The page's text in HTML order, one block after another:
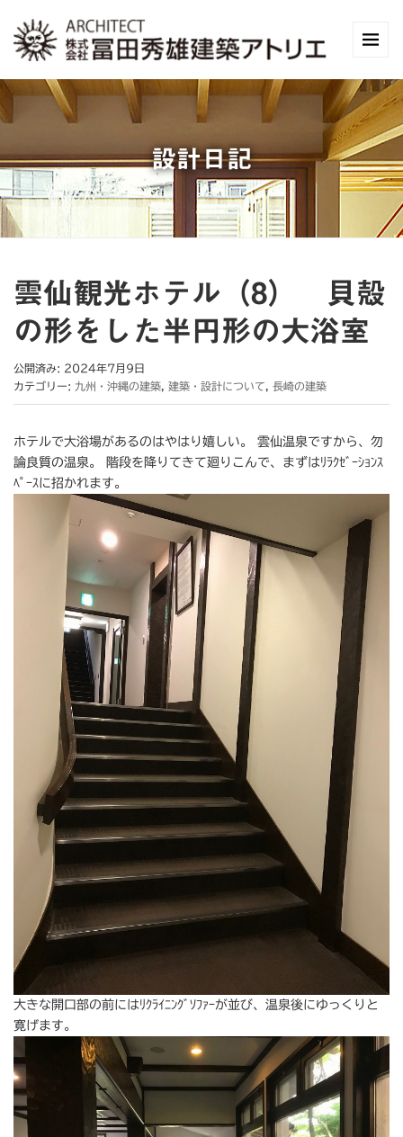
設計日記
雲仙観光ホテル（8） 貝殻
の形をした半円形の大浴室
公開済み: 2024年7月9日
カテゴリー: 九州・沖縄の建築 建築・設計について 長崎の建築
ホテルで大浴場があるのはやはり嬉しい。 雲仙温泉ですから、勿
論良質の温泉。 階段を降りてきて廻りこんで、まずはﾘﾗｸｾﾞｰｼｮﾝｽ
ﾍﾟｰｽに招かれます。
大きな開口部の前にはﾘｸﾗｲﾆﾝｸﾞｿﾌｧｰが並び、温泉後にゆっくりと
寛げます。